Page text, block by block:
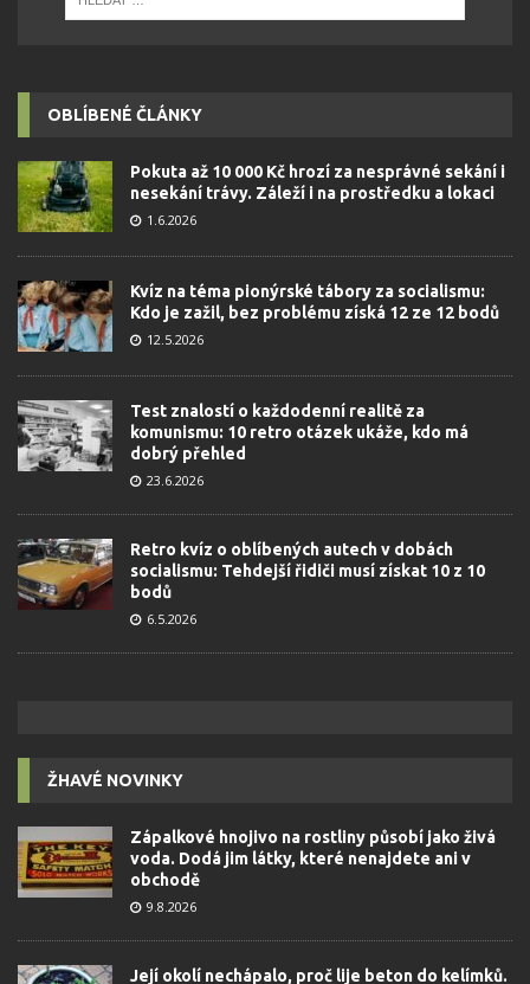
OBLÍBENÉ ČLÁNKY
Pokuta až 10 000 Kč hrozí za nesprávné sekání i
nesekání trávy. Záleží i na prostředku a lokaci
1.6.2026
Kvíz na téma pionýrské tábory za socialismu:
Kdo je zažil, bez problému získá 12 ze 12 bodů
12.5.2026
Test znalostí o každodenní realitě za
komunismu: 10 retro otázek ukáže, kdo má
dobrý přehled
23.6.2026
Retro kvíz o oblíbených autech v dobách
socialismu: Tehdejší řidiči musí získat 10 z 10
bodů
6.5.2026
ŽHAVÉ NOVINKY
Zápalkové hnojivo na rostliny působí jako živá
voda. Dodá jim látky, které nenajdete ani v
obchodě
9.8.2026
Její okolí nechápalo, proč lije beton do kelímků.